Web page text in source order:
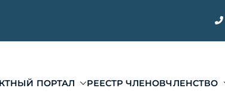
ПОРТАЛ РЕЕСТР ЧЛЕНОВЧЛЕНСТВО